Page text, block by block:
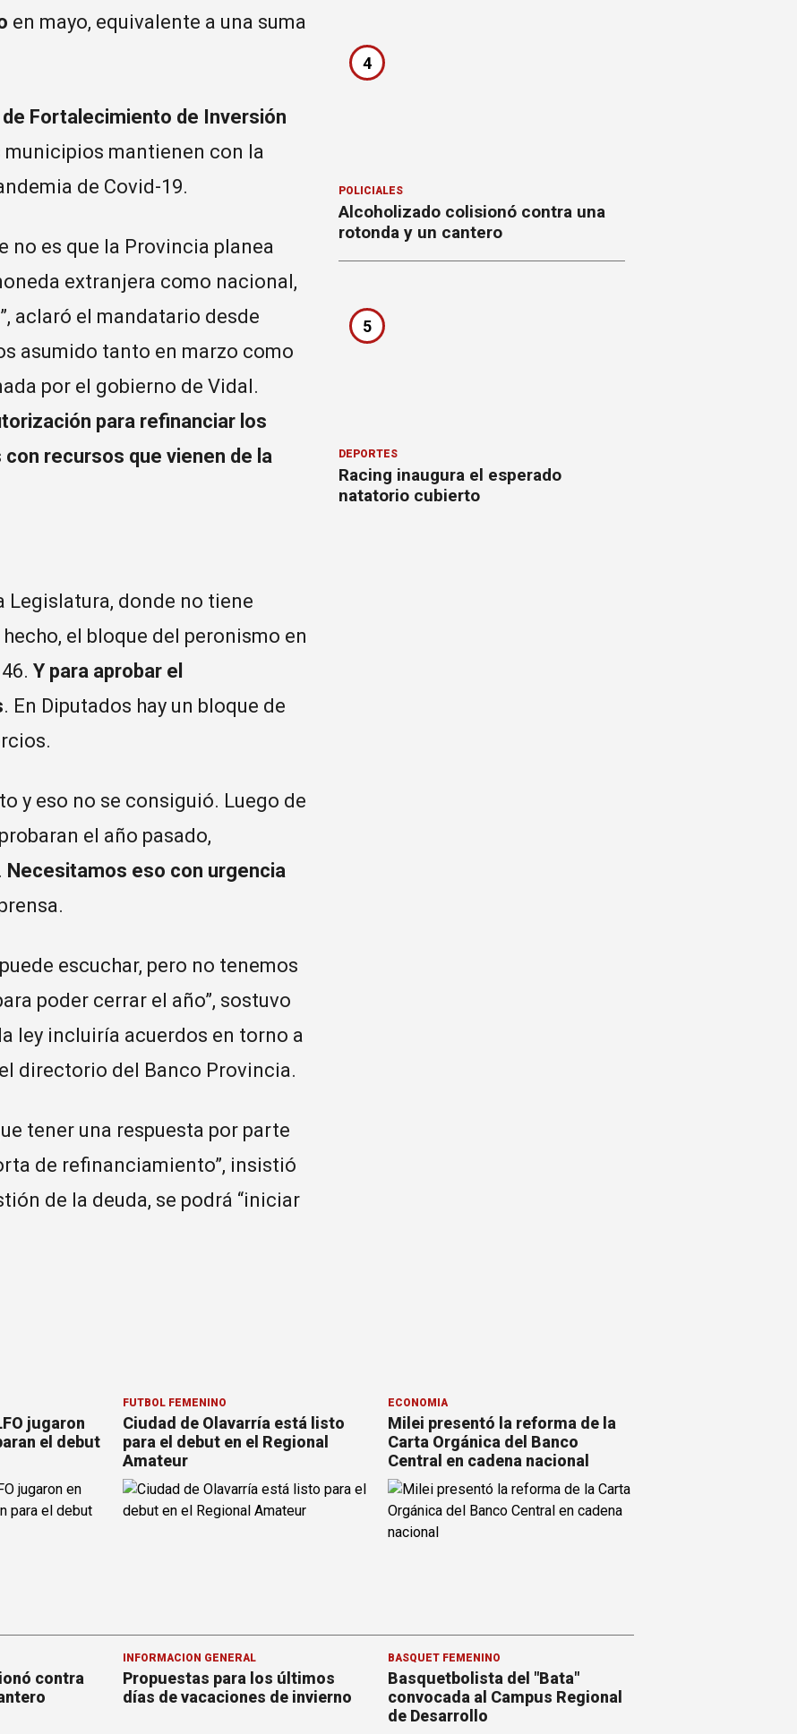
en mayo, equivalente a una suma
de Fortalecimiento de Inversión
mantienen con la
de Covid-19.
no es que la Provincia planea
extranjera como nacional,
aclaró el mandatario desde
asumido tanto en marzo como
por el gobierno de Vidal.
para refinanciar los
recursos que vienen de la
Legislatura, donde no tiene
el bloque del peronismo en
Y para aprobar el
. En Diputados hay un bloque de
y eso no se consiguió. Luego de
el año pasado,
Necesitamos eso con urgencia
escuchar, pero no tenemos
poder cerrar el año”, sostuvo
ley incluiría acuerdos en torno a
directorio del Banco Provincia.
tener una respuesta por parte
de refinanciamiento”, insistió
de la deuda, se podrá “iniciar
4
POLICIALES
Alcoholizado colisionó contra una
rotonda y un cantero
5
DEPORTES
Racing inaugura el esperado
natatorio cubierto
jugaron
el debut
FÚTBOL FEMENINO
Ciudad de Olavarría está listo
para el debut en el Regional
Amateur
ECONOMÍA
Milei presentó la reforma de la
Carta Orgánica del Banco
Central en cadena nacional
contra
INFORMACION GENERAL
Propuestas para los últimos
días de vacaciones de invierno
BÁSQUET FEMENINO
Basquetbolista del "Bata"
convocada al Campus Regional
de Desarrollo